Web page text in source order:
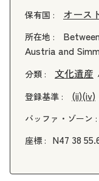
保有国 : オース
所在地 :
Austria and
分類 : 文化遺産
登録基準 : (ii)(iv)
バッファ・ゾーン :
座標 : N47 38